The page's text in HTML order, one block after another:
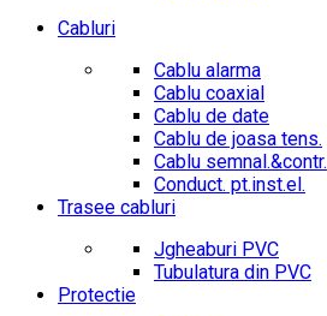
Cabluri
Cablu alarma
Cablu coaxial
Cablu de date
Cablu de joasa tens.
Cablu semnal.&contr.
Conduct. pt.inst.el.
Trasee cabluri
Jgheaburi PVC
Tubulatura din PVC
Protectie